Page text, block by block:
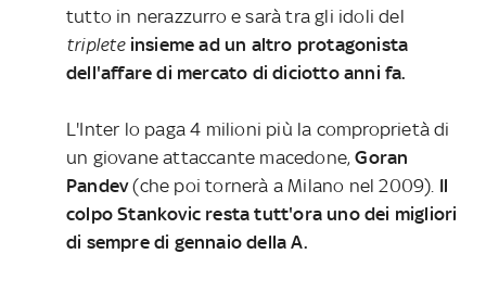
tutto in nerazzurro e sarà tra gli idoli del
triplete insieme ad un altro protagonista
dell'affare di mercato di diciotto anni fa.
L'Inter lo paga 4 milioni più la comproprietà di
un giovane attaccante macedone,Goran
Pandev(che poi tornerà a Milano nel 2009). Il
colpo Stankovic resta tutt'ora uno dei migliori
di sempre di gennaio della A.